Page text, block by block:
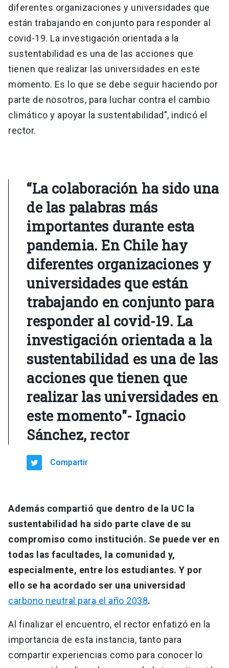
diferentes organizaciones y universidades que
están trabajando en conjunto para responder al
covid-19. La investigación orientada a la
sustentabilidad es una de las acciones que
tienen que realizar las universidades en este
momento. Es lo que se debe seguir haciendo por
parte de nosotros, para luchar contra el cambio
climático y apoyar la sustentabilidad”, indicó el
rector.
“La colaboración ha sido una
de las palabras más
importantes durante esta
pandemia. En Chile hay
diferentes organizaciones y
universidades que están
trabajando en conjunto para
responder al covid-19. La
investigación orientada a la
sustentabilidad es una de las
acciones que tienen que
realizar las universidades en
este momento"- Ignacio
Sánchez, rector
Compartir
Además compartió que dentro de la UC la
sustentabilidad ha sido parte clave de su
compromiso como institución. Se puede ver en
todas las facultades, la comunidad y,
especialmente, entre los estudiantes. Y por
ello se ha acordado ser una universidad
carbono neutral para el año 2038.
Al finalizar el encuentro, el rector enfatizó en la
importancia de esta instancia, tanto para
compartir experiencias como para conocer lo